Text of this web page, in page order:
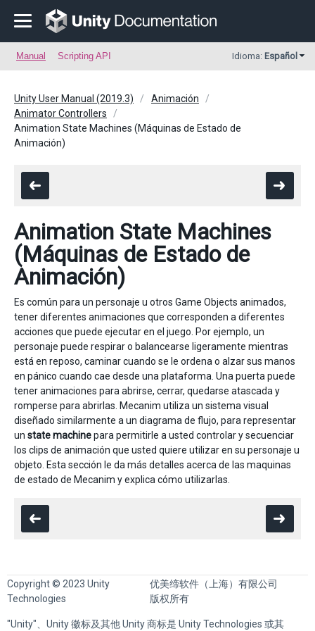
Manual Scripting API Idioma: Español
Unity User Manual (2019.3)
Animación
Animator Controllers
Animation State Machines (Máquinas de Estado de
Animación)
Animation State Machines
(Máquinas de Estado de
Animación)
Es común para un personaje u otros Game Objects animados,
tener diferentes animaciones que corresponden a diferentes
acciones que puede ejecutar en el juego. Por ejemplo, un
personaje puede respirar o balancearse ligeramente mientras
está en reposo, caminar cuando se le ordena o alzar sus manos
en pánico cuando cae desde una plataforma. Una puerta puede
tener animaciones para abrirse, cerrar, quedarse atascada y
romperse para abrirlas. Mecanim utiliza un sistema visual
diseñado similarmente a un diagrama de flujo, para representar
un state machinepara permitirle a usted controlar y secuenciar
los clips de animación que usted quiere utilizar en su personaje u
objeto. Esta sección le da más detalles acerca de las maquinas
de estado de Mecanim y explica cómo utilizarlas.
Copyright © 2023 Unity
Technologies
优美缔软件（上海）有限公司
版权所有
"Unity"、Unity 徽标及其他 Unity 商标是 Unity Technologies 或其